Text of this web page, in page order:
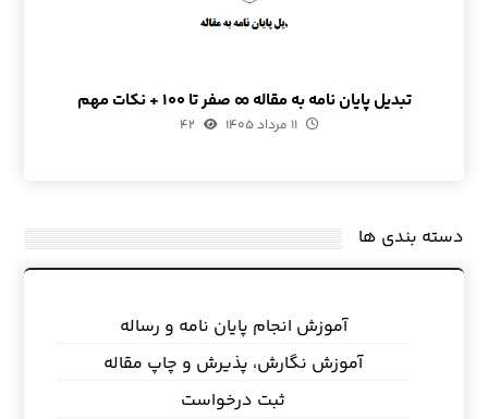
تبدیل پایان نامه به مقاله ∞ صفر تا ۱۰۰ + نکات مهم
۱۱ مرداد ۱۴۰۵ ۴۲
دسته بندی ها
آموزش انجام پایان نامه و رساله
آموزش نگارش، پذیرش و چاپ مقاله
ثبت درخواست